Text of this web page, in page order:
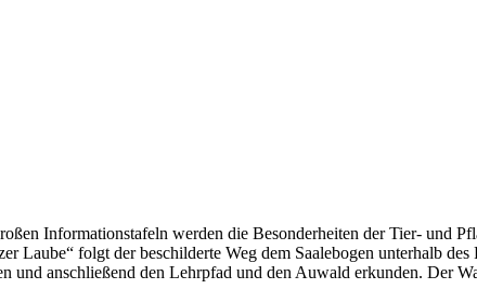
Informationstafeln werden die Besonderheiten der Tier- und
folgt der beschilderte Weg dem Saalebogen unterhalb
anschließend den Lehrpfad und den Auwald erkunden. Der